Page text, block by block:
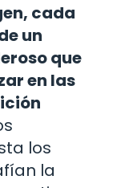
cada
un
que
en las
los
la